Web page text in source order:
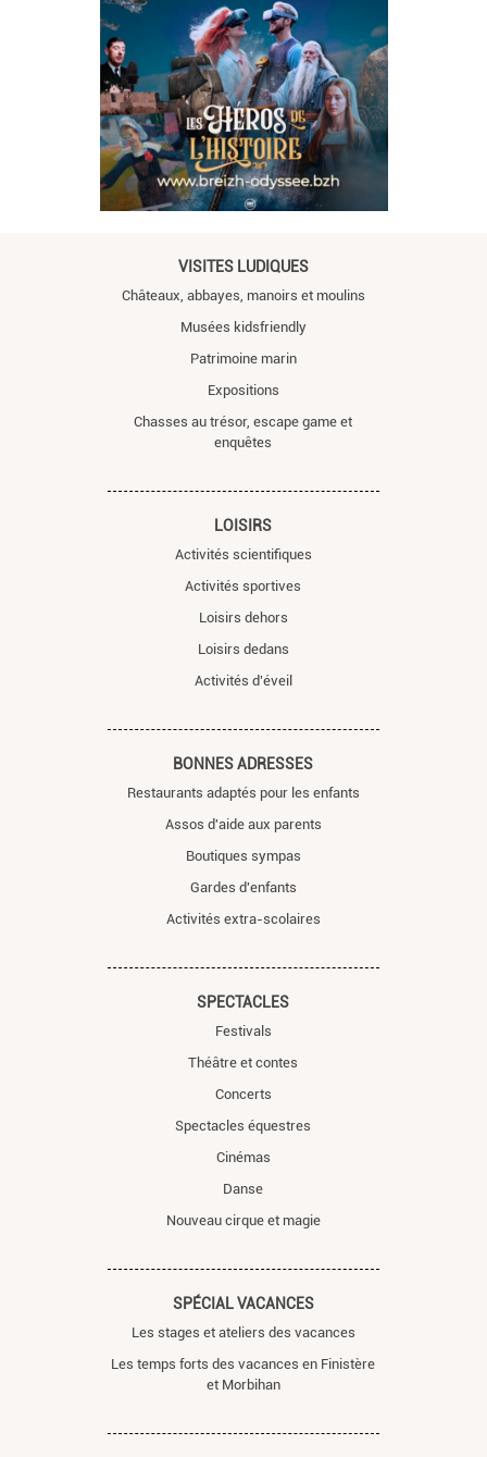
VISITES LUDIQUES
Châteaux, abbayes, manoirs et moulins
Musées kidsfriendly
Patrimoine marin
Expositions
Chasses au trésor, escape game et
enquêtes
LOISIRS
Activités scientifiques
Activités sportives
Loisirs dehors
Loisirs dedans
Activités d'éveil
BONNES ADRESSES
Restaurants adaptés pour les enfants
Assos d'aide aux parents
Boutiques sympas
Gardes d'enfants
Activités extra-scolaires
SPECTACLES
Festivals
Théâtre et contes
Concerts
Spectacles équestres
Cinémas
Danse
Nouveau cirque et magie
SPÉCIAL VACANCES
Les stages et ateliers des vacances
Les temps forts des vacances en Finistère
et Morbihan